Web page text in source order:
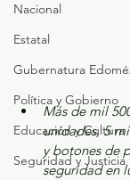
Nacional
Estatal
Gubernatura
Política y Gobierno
Educación y Cultura
Seguridad y Justicia
Más de mil
unidades, 5
y botones de
seguridad en